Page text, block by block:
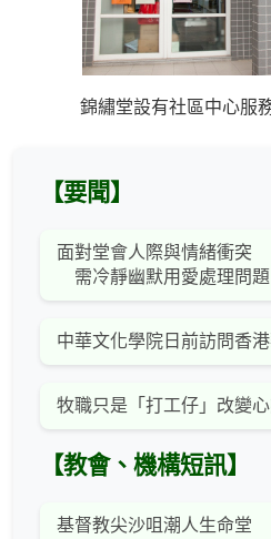
錦繡堂設有社區中心服
【要聞】
面對堂會人際與情緒衝突
需冷靜幽默用愛處理問題
中華文化學院日前訪問香
牧職只是「打工仔」改變
【教會、機構短訊】
基督教尖沙咀潮人生命堂